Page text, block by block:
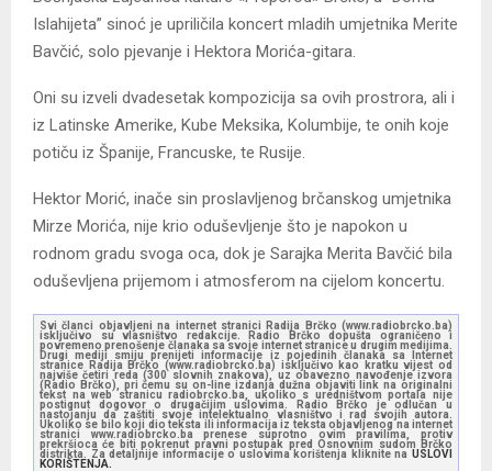
Islahijeta” sinoć je upriličila koncert mladih umjetnika Merite
Bavčić, solo pjevanje i Hektora Morića-gitara.
Oni su izveli dvadesetak kompozicija sa ovih prostrora, ali i
iz Latinske Amerike, Kube Meksika, Kolumbije, te onih koje
potiču iz Španije, Francuske, te Rusije.
Hektor Morić, inače sin proslavljenog brčanskog umjetnika
Mirze Morića, nije krio oduševljenje što je napokon u
rodnom gradu svoga oca, dok je Sarajka Merita Bavčić bila
oduševljena prijemom i atmosferom na cijelom koncertu.
Svi članci objavljeni na internet stranici Radija Brčko (www.radiobrcko.ba)
isključivo su vlasništvo redakcije. Radio Brčko dopušta ograničeno i
povremeno prenošenje članaka sa svoje internet stranice u drugim medijima.
Drugi mediji smiju prenijeti informacije iz pojedinih članaka sa Internet
stranice Radija Brčko (www.radiobrcko.ba) isključivo kao kratku vijest od
najviše četiri reda (300 slovnih znakova), uz obavezno navođenje izvora
(Radio Brčko), pri čemu su on-line izdanja dužna objaviti link na originalni
tekst na web stranicu radiobrcko.ba, ukoliko s uredništvom portala nije
postignut dogovor o drugačijim uslovima. Radio Brčko je odlučan u
nastojanju da zaštiti svoje intelektualno vlasništvo i rad svojih autora.
Ukoliko se bilo koji dio teksta ili informacija iz teksta objavljenog na internet
stranici www.radiobrcko.ba prenese suprotno ovim pravilima, protiv
prekršioca će biti pokrenut pravni postupak pred Osnovnim sudom Brčko
distrikta. Za detaljnije informacije o uslovima korištenja kliknite na USLOVI
KORIŠTENJA.